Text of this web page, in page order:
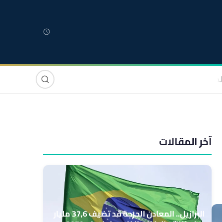
صوت وصورة
آخر المقالات
البرازيل.. المعادن الحرجة قد تضيف 37,6 مليار